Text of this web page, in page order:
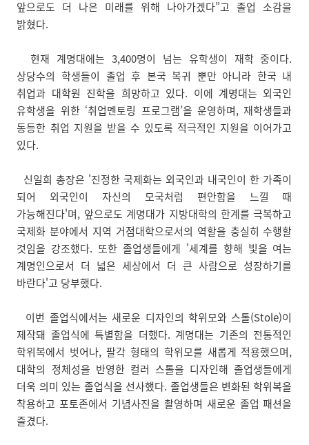
앞으로도 더 나은 미래를 위해 나아가겠다”고 졸업 소감을
밝혔다.
현재 계명대에는 3,400명이 넘는 유학생이 재학 중이다.
상당수의 학생들이 졸업 후 본국 복귀 뿐만 아니라 한국 내
취업과 대학원 진학을 희망하고 있다. 이에 계명대는 외국인
유학생을 위한 ‘취업멘토링 프로그램’을 운영하며, 재학생들과
동등한 취업 지원을 받을 수 있도록 적극적인 지원을 이어가고
있다.
신일희 총장은 '진정한 국제화는 외국인과 내국인이 한 가족이
되어 외국인이 자신의 모국처럼 편안함을 느낄 때
가능해진다'며, 앞으로도 계명대가 지방대학의 한계를 극복하고
국제화 분야에서 지역 거점대학으로서의 역할을 충실히 수행할
것임을 강조했다. 또한 졸업생들에게 '세계를 향해 빛을 여는
계명인으로서 더 넓은 세상에서 더 큰 사람으로 성장하기를
바란다'고 당부했다.
이번 졸업식에서는 새로운 디자인의 학위모와 스톨(Stole)이
제작돼 졸업식에 특별함을 더했다. 계명대는 기존의 전통적인
학위복에서 벗어나, 팔각 형태의 학위모를 새롭게 적용했으며,
대학의 정체성을 반영한 컬러 스톨을 디자인해 졸업생들에게
더욱 의미 있는 졸업식을 선사했다. 졸업생들은 변화된 학위복을
착용하고 포토존에서 기념사진을 촬영하며 새로운 졸업 패션을
즐겼다.